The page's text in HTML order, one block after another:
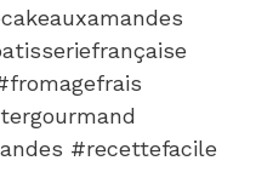
#recettefacile